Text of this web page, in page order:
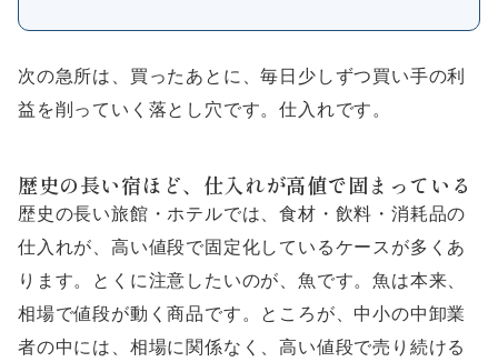
次の急所は、買ったあとに、毎日少しずつ買い手の利
益を削っていく落とし穴です。仕入れです。
歴史の長い宿ほど、仕入れが高値で固まっている
歴史の長い旅館・ホテルでは、食材・飲料・消耗品の
仕入れが、高い値段で固定化しているケースが多くあ
ります。とくに注意したいのが、魚です。魚は本来、
相場で値段が動く商品です。ところが、中小の中卸業
者の中には、相場に関係なく、高い値段で売り続ける